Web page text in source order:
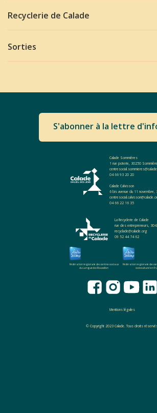
Recyclerie de Calade
Sorties
S'abonner à la lettre
Calade Sommières
1 rue poterie, 30250
04 66 93 20 20
Calade Calvisson
6 bis avenue du 11 novembre,
04 66 22 16 35
La Recyclerie de Calade
rue des entrepreneurs,
recyclade@calade.org
09 52 44 74 62
Fédération regionale des centres sociaux
du Languedoc-Roussillon
Fédération regionale des
socioculturel en
Mentions légales
© Copyright 2023 Calade. Tous droits